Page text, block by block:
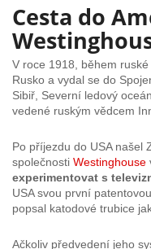
Cesta do
V roce 1918, během
Rusko a vydal se do
Sibiř, Severní ledový
vedené ruským vědcem
Po příjezdu do USA našel
společnosti Westinghouse
experimentovat s
USA svou první
popsal katodové trubice
Ačkoliv předvedení jeho